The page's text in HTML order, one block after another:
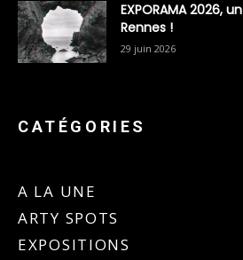
EXPORAMA 2026,
Rennes !
29 juin 2026
CATÉGORIES
A LA UNE
ARTY SPOTS
EXPOSITIONS